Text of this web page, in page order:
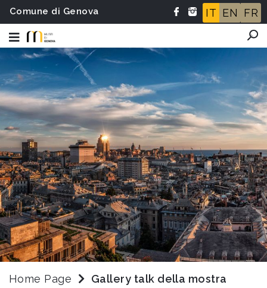
Comune di Genova IT EN FR
Home Page
Gallery talk della mostra